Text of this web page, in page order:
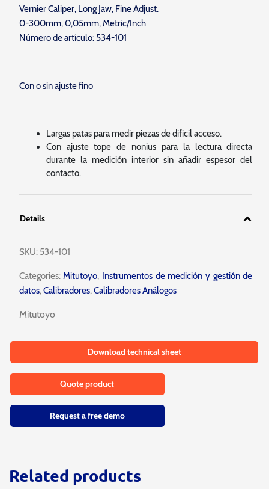
Vernier Caliper, Long Jaw, Fine Adjust.
0-300mm, 0,05mm, Metric/Inch
Número de artículo: 534-101
Con o sin ajuste fino
Largas patas para medir piezas de dificil acceso.
Con ajuste tope de nonius para la lectura directa
durante la medición interior sin añadir espesor del
contacto.
Details
SKU: 534-101
Categories:Mitutoyo, Instrumentos de medición y gestión de
datos, Calibradores, Calibradores Análogos
Mitutoyo
Download technical sheet
Quote product
Request a free demo
Related products